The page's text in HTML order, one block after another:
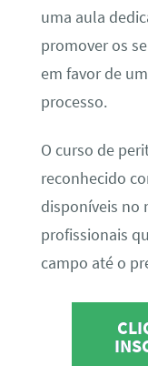
uma aula
promover os
em favor de
processo.
O curso de
reconhecido
disponíveis no
profissionais
campo até o